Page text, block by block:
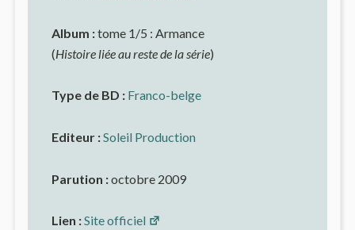
Album :tome 1/5 : Armance
(Histoire liée au reste de la série)
Type de BD : Franco-belge
Editeur :Soleil Production
Parution :octobre 2009
Lien :Site officiel